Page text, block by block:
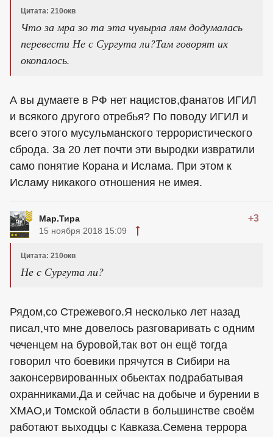
Цитата: 210окв
Что за мра зо та эта чувырла лям додумалась
перевести Не с Сургута ли?Там говорят их
окопалось.
А вы думаете в РФ нет нацистов,фанатов ИГИЛ
и всякого другого отребья? По поводу ИГИЛ и
всего этого мусульманского террористического
сброда. За 20 лет почти эти выродки извратили
само понятие Корана и Ислама. При этом к
Исламу никакого отношения не имея.
Мар.Тира +3
15 ноября 2018 15:09
Цитата: 210окв
Не с Сургута ли?
Рядом,со Стрежевого.Я несколько лет назад
писал,что мне довелось разговаривать с одним
чеченцем на буровой,так вот он ещё тогда
говорил что боевики прячутся в Сибири на
законсервированных обьектах подрабатывая
охранниками.Да и сейчас на добыче и бурении в
ХМАО,и Томской области в большинстве своём
работают выходцы с Кавказа.Семена террора